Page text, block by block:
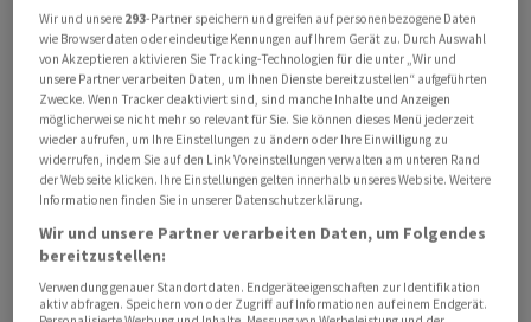
Euro kaufen und ‌von ⁠der Börse nehmen. Das Konsortium
legte am Freitag ein Barangebot in Höhe von ⁠51,29
Euro je Aktie vor. Dies entspricht einem Aufschlag von
12,89 Prozent zum Schlusskurs ‌vom 25. März, dem Tag,
bevor das Interesse von ‌CVC an Recordati bekannt
geworden war. «CVC ​undGBLwerden als
gleichberechtigte Investoren partnerschaftlich
zusammenarbeiten, mit dem klaren Bekenntnis, die
Entwicklung des Unternehmens langfristig zu
unterstützen», teilten die beiden Investoren mit.
Wir und unsere 293-Partner speichern und greifen auf personenbezogene Daten
wie Browserdaten oder eindeutige Kennungen auf Ihrem Gerät zu. Durch Auswahl
von Akzeptieren aktivieren Sie Tracking-Technologien für die unter „Wir und
unsere Partner verarbeiten Daten, um Ihnen Dienste bereitzustellen“ aufgeführten
Zwecke. Wenn Tracker deaktiviert sind, sind manche Inhalte und Anzeigen
möglicherweise nicht mehr so relevant für Sie. Sie können dieses Menü jederzeit
wieder aufrufen, um Ihre Einstellungen zu ändern oder Ihre Einwilligung zu
widerrufen, indem Sie auf den Link Voreinstellungen verwalten am unteren Rand
der Webseite klicken. Ihre Einstellungen gelten innerhalb unseres Website. Weitere
Informationen finden Sie in unserer Datenschutzerklärung.
Wir und unsere Partner verarbeiten Daten, um Folgendes
bereitzustellen:
Verwendung genauer Standortdaten. Endgeräteeigenschaften zur Identifikation
aktiv abfragen. Speichern von oder Zugriff auf Informationen auf einem Endgerät.